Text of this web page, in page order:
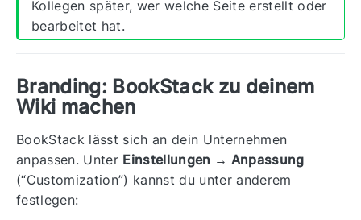
Kollegen später, wer welche Seite erstellt oder
bearbeitet hat.
Branding: BookStack zu deinem
Wiki machen
BookStack lässt sich an dein Unternehmen
anpassen. Unter Einstellungen → Anpassung
(“Customization”) kannst du unter anderem
festlegen: